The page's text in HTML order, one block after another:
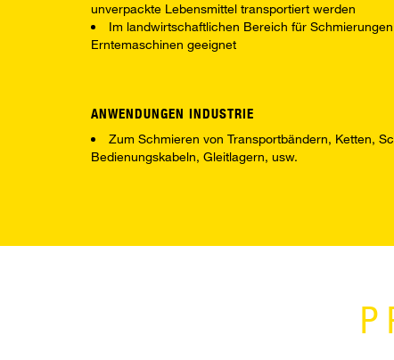
unverpackte Lebensmittel transportiert werden
Im landwirtschaftlichen Bereich für
Erntemaschinen geeignet
ANWENDUNGEN INDUSTRIE
Zum Schmieren von Transportbändern, Ketten,
Bedienungskabeln, Gleitlagern, usw.